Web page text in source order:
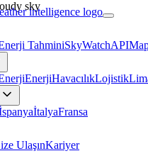
TahminiSkyWatchAPI
EnerjiHavacılıkLojistik
İtalyaFransa
UlaşınKariyer